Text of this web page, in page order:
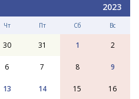
2023
Чт Пт Сб Вс
30 31 1 2
6 7 8 9
13 14 15 16